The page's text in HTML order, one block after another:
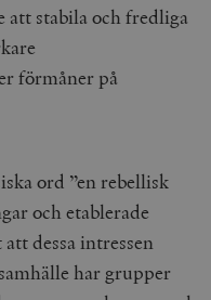
att stabila och fredliga
förmåner på
ord ”en rebellisk
och etablerade
dessa intressen
har grupper